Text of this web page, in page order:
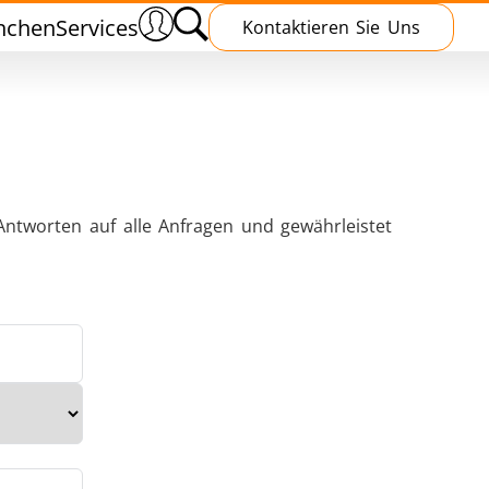
Services Kontaktieren Sie Uns
auf alle Anfragen und gewährleistet